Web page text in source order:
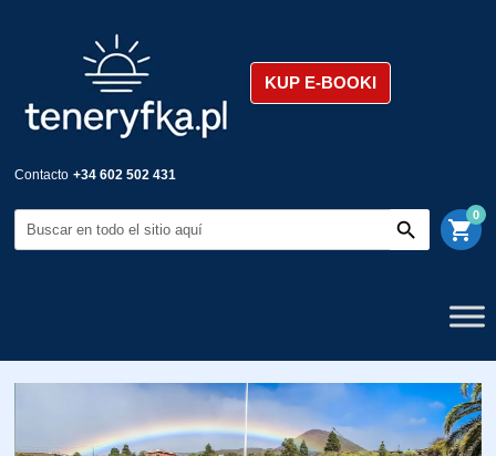
KUP E-BOOKI
Contacto +34 602 502 431
shopping_cart
0